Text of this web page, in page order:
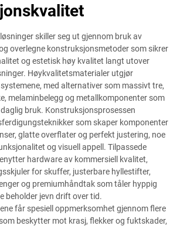
skiller seg ut gjennom bruk av
overlegne konstruksjonsmetoder som sikrer
og estetisk høy kvalitet langt utover
Høykvalitetsmaterialer utgjør
med alternativer som massivt tre,
melaminbelegg og metallkomponenter som
bruk. Konstruksjonsprosessen
som skaper komponenter
glatte overflater og perfekt justering, noe
og visuell appell. Tilpassede
hardware av kommersiell kvalitet,
for skuffer, justerbare hyllestifter,
og premiumhåndtak som tåler hyppig
beholder jevn drift over tid.
får spesiell oppmerksomhet gjennom flere
beskytter mot krasj, flekker og fuktskader,